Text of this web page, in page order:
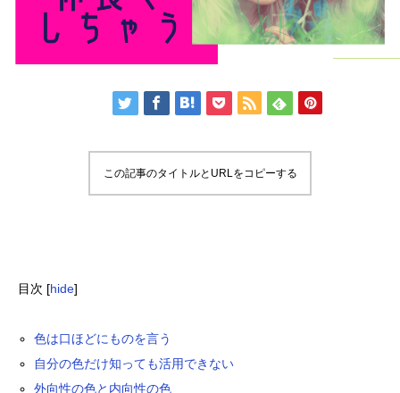
この記事のタイトルとURLをコピーする
目次 [hide]
色は口ほどにものを言う
自分の色だけ知っても活用できない
外向性の色と内向性の色